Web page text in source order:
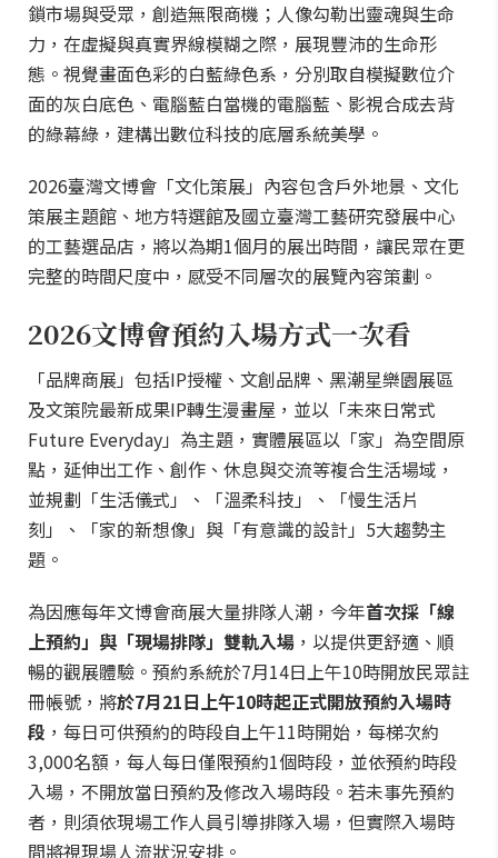
鎖市場與受眾，創造無限商機；人像勾勒出靈魂與生命
力，在虛擬與真實界線模糊之際，展現豐沛的生命形
態。視覺畫面色彩的白藍綠色系，分別取自模擬數位介
面的灰白底色、電腦藍白當機的電腦藍、影視合成去背
的綠幕綠，建構出數位科技的底層系統美學。
2026臺灣文博會「文化策展」內容包含戶外地景、文化
策展主題館、地方特選館及國立臺灣工藝研究發展中心
的工藝選品店，將以為期1個月的展出時間，讓民眾在更
完整的時間尺度中，感受不同層次的展覽內容策劃。
2026文博會預約入場方式一次看
「品牌商展」包括IP授權、文創品牌、黑潮星樂園展區
及文策院最新成果IP轉生漫畫屋，並以「未來日常式
Future Everyday」為主題，實體展區以「家」為空間原
點，延伸出工作、創作、休息與交流等複合生活場域，
並規劃「生活儀式」、「溫柔科技」、「慢生活片
刻」、「家的新想像」與「有意識的設計」5大趨勢主
題。
為因應每年文博會商展大量排隊人潮，今年首次採「線
上預約」與「現場排隊」雙軌入場 ，以提供更舒適、順
暢的觀展體驗。預約系統於7月14日上午10時開放民眾註
冊帳號，將於7月21日上午10時起正式開放預約入場時
段 ，每日可供預約的時段自上午11時開始，每梯次約
3,000名額，每人每日僅限預約1個時段，並依預約時段
入場，不開放當日預約及修改入場時段。若未事先預約
者，則須依現場工作人員引導排隊入場，但實際入場時
間將視現場人流狀況安排。